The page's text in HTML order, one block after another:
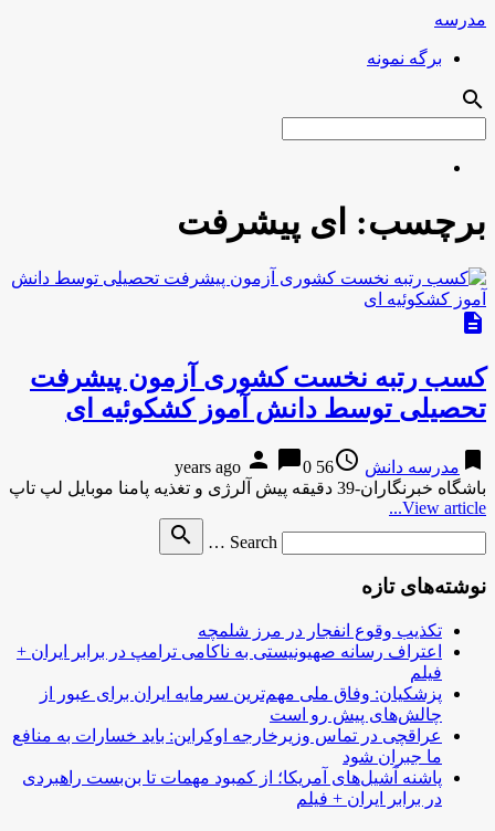
مدرسه
برگه نمونه
search
برچسب: ای پیشرفت
description
کسب رتبه نخست کشوری آزمون پیشرفت
تحصیلی توسط دانش آموز کشکوئیه ای
bookmark مدرسه دانش access_time
56 years ago
person chat_bubble0
باشگاه خبرنگاران-39 دقیقه پیش آلرژی و تغذیه پامنا موبایل لپ تاپ
View article...
Search …
search
نوشته‌های تازه
تکذیب وقوع انفجار در مرز شلمچه
اعتراف رسانه صهیونیستی به ناکامی ترامپ در برابر ایران +
فیلم
پزشکیان: وفاق ملی مهم‌ترین سرمایه ایران برای عبور از
چالش‌های پیش رو است
عراقچی در تماس وزیرخارجه اوکراین: باید خسارات به منافع
ما جبران شود
پاشنه آشیل‌های آمریکا؛ از کمبود مهمات تا بن‌بست راهبردی
در برابر ایران + فیلم